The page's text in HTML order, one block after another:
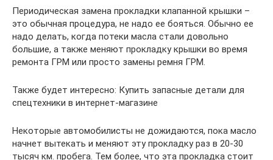
Периодическая замена прокладки клапанной крышки –
это обычная процедура, не надо ее бояться. Обычно ее
надо делать, когда потеки масла стали довольно
большие, а также меняют прокладку крышки во время
ремонта ГРМ или просто замены ремня ГРМ.
Также будет интересно: Купить запасные детали для
спецтехники в интернет-магазине
Некоторые автомобилисты не дожидаются, пока масло
начнет вытекать и меняют эту прокладку раз в 20-30
тысяч км. пробега. Тем более, что эта прокладка стоит